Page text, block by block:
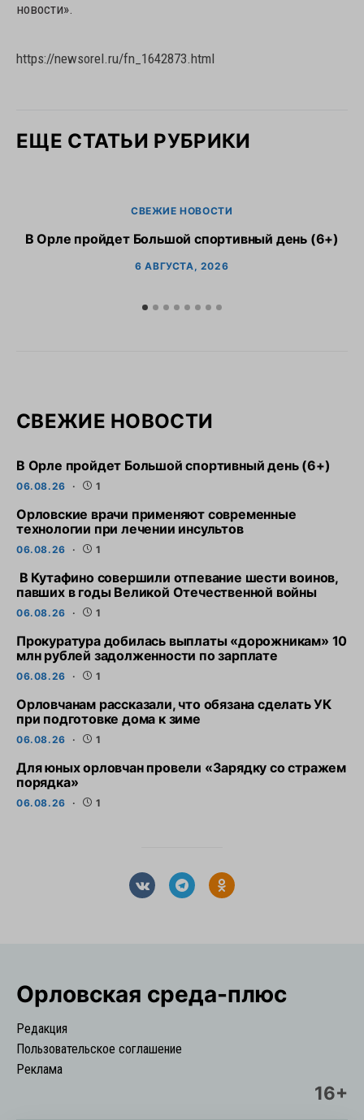
новости».
https://newsorel.ru/fn_1642873.html
ЕЩЕ СТАТЬИ РУБРИКИ
СВЕЖИЕ НОВОСТИ
В Орле пройдет Большой спортивный день (6+)
6 АВГУСТА, 2026
СВЕЖИЕ НОВОСТИ
В Орле пройдет Большой спортивный день (6+)
06.08.26 1
Орловские врачи применяют современные
технологии при лечении инсультов
06.08.26 1
В Кутафино совершили отпевание шести воинов,
павших в годы Великой Отечественной войны
06.08.26 1
Прокуратура добилась выплаты «дорожникам» 10
млн рублей задолженности по зарплате
06.08.26 1
Орловчанам рассказали, что обязана сделать УК
при подготовке дома к зиме
06.08.26 1
Для юных орловчан провели «Зарядку со стражем
порядка»
06.08.26 1
Орловская cреда-плюс
Редакция
Пользовательское соглашение
Реклама
16+